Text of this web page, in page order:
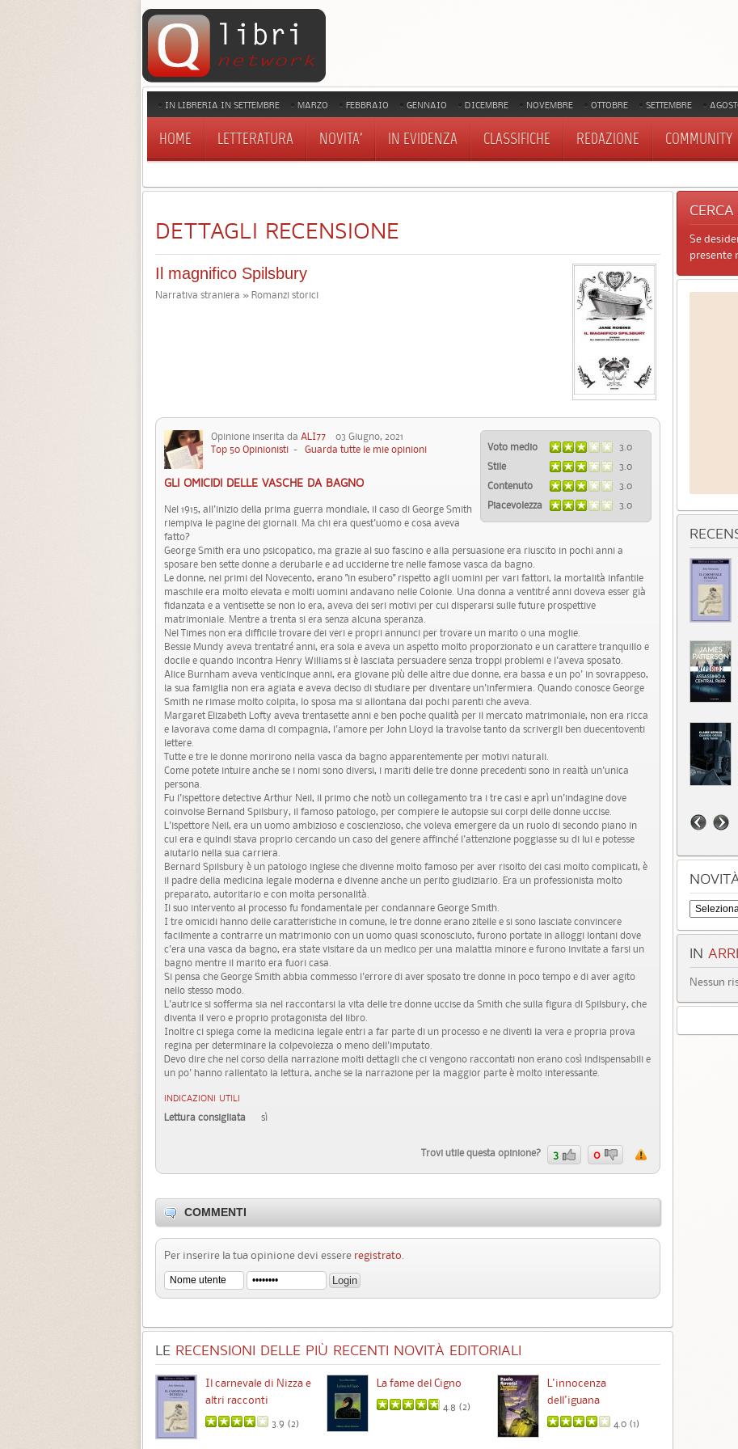
IN LIBRERIA IN SETTEMBRE MARZO FEBBRAIO GENNAIO DICEMBRE NOVEMBRE OTTOBRE SETTEMBRE
HOME LETTERATURA NOVITA' IN EVIDENZA CLASSIFICHE REDAZIONE COMMUNITY
DETTAGLI RECENSIONE
Il magnifico Spilsbury
Narrativa straniera » Romanzi storici
Voto medio
3.0
Stile
3.0
Contenuto
3.0
Piacevolezza
3.0
Opinione inserita da ALI77 03 Giugno, 2021
Top 50 Opinionisti - Guarda tutte le mie opinioni
GLI OMICIDI DELLE VASCHE DA BAGNO
Nel 1915, all'inizio della prima guerra mondiale, il caso di George Smith
riempiva le pagine dei giornali. Ma chi era quest'uomo e cosa aveva
fatto?
George Smith era uno psicopatico, ma grazie al suo fascino e alla persuasione era riuscito in pochi anni a
sposare ben sette donne a derubarle e ad ucciderne tre nelle famose vasca da bagno.
Le donne, nei primi del Novecento, erano "in esubero" rispetto agli uomini per vari fattori, la mortalità infantile
maschile era molto elevata e molti uomini andavano nelle Colonie. Una donna a ventitré anni doveva esser già
fidanzata e a ventisette se non lo era, aveva dei seri motivi per cui disperarsi sulle future prospettive
matrimoniale. Mentre a trenta si era senza alcuna speranza.
Nel Times non era difficile trovare dei veri e propri annunci per trovare un marito o una moglie.
Bessie Mundy aveva trentatré anni, era sola e aveva un aspetto molto proporzionato e un carattere tranquillo e
docile e quando incontra Henry Williams si è lasciata persuadere senza troppi problemi e l'aveva sposato.
Alice Burnham aveva venticinque anni, era giovane più delle altre due donne, era bassa e un po' in sovrappeso,
la sua famiglia non era agiata e aveva deciso di studiare per diventare un'infermiera. Quando conosce George
Smith ne rimase molto colpita, lo sposa ma si allontana dai pochi parenti che aveva.
Margaret Elizabeth Lofty aveva trentasette anni e ben poche qualità per il mercato matrimoniale, non era ricca
e lavorava come dama di compagnia, l'amore per John Lloyd la travolse tanto da scrivergli ben duecentoventi
lettere.
Tutte e tre le donne morirono nella vasca da bagno apparentemente per motivi naturali.
Come potete intuire anche se i nomi sono diversi, i mariti delle tre donne precedenti sono in realtà un'unica
persona.
Fu l'ispettore detective Arthur Neil, il primo che notò un collegamento tra i tre casi e aprì un'indagine dove
coinvolse Bernand Spilsbury, il famoso patologo, per compiere le autopsie sui corpi delle donne uccise.
L'ispettore Neil, era un uomo ambizioso e coscienzioso, che voleva emergere da un ruolo di secondo piano in
cui era e quindi stava proprio cercando un caso del genere affinché l'attenzione poggiasse su di lui e potesse
aiutarlo nella sua carriera.
Bernard Spilsbury è un patologo inglese che divenne molto famoso per aver risolto dei casi molto complicati, è
il padre della medicina legale moderna e divenne anche un perito giudiziario. Era un professionista molto
preparato, autoritario e con molta personalità.
Il suo intervento al processo fu fondamentale per condannare George Smith.
I tre omicidi hanno delle caratteristiche in comune, le tre donne erano zitelle e si sono lasciate convincere
facilmente a contrarre un matrimonio con un uomo quasi sconosciuto, furono portate in alloggi lontani dove
c'era una vasca da bagno, era state visitare da un medico per una malattia minore e furono invitate a farsi un
bagno mentre il marito era fuori casa.
Si pensa che George Smith abbia commesso l'errore di aver sposato tre donne in poco tempo e di aver agito
nello stesso modo.
L'autrice si sofferma sia nel raccontarsi la vita delle tre donne uccise da Smith che sulla figura di Spilsbury, che
diventa il vero e proprio protagonista del libro.
Inoltre ci spiega come la medicina legale entri a far parte di un processo e ne diventi la vera e propria prova
regina per determinare la colpevolezza o meno dell'imputato.
Devo dire che nel corso della narrazione molti dettagli che ci vengono raccontati non erano così indispensabili e
un po' hanno rallentato la lettura, anche se la narrazione per la maggior parte è molto interessante.
INDICAZIONI UTILI
Lettura consigliata sì
Trovi utile questa opinione? 3 0
COMMENTI
Per inserire la tua opinione devi essere registrato
LE RECENSIONI DELLE PIÙ RECENTI NOVITÀ EDITORIALI
Il carnevale di Nizza e
altri racconti
3.9 (2)
La fame del Cigno
4.8 (2)
L'innocenza
dell'iguana
4.0 (1)
CERCA
Se
presente
IN
Nessun